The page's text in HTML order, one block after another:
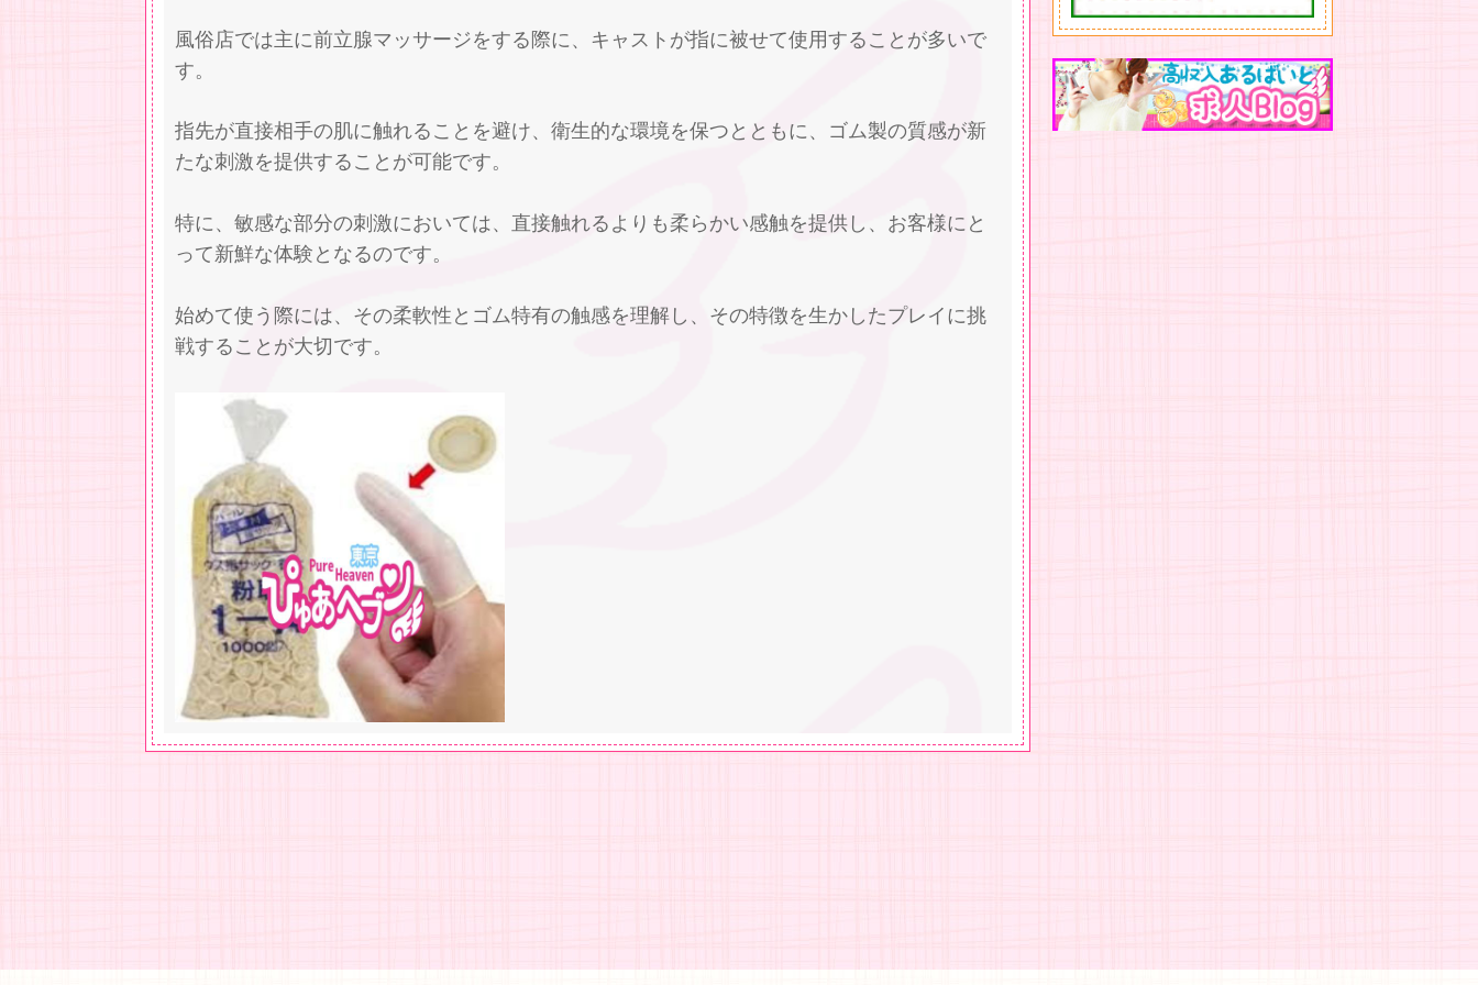
風俗店では主に前立腺マッサージをする際に、キャストが指に被せて使用することが多いで
す。
指先が直接相手の肌に触れることを避け、衛生的な環境を保つとともに、ゴム製の質感が新
たな刺激を提供することが可能です。
特に、敏感な部分の刺激においては、直接触れるよりも柔らかい感触を提供し、お客様にと
って新鮮な体験となるのです。
始めて使う際には、その柔軟性とゴム特有の触感を理解し、その特徴を生かしたプレイに挑
戦することが大切です。